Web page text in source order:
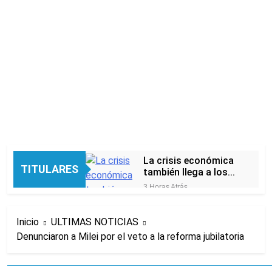
TITULARES
La crisis económica
también llega a los
templos: casi la
alimentos, dinero o
trabajo
3 Horas Atrás
9 Horas Atrás
Lionel Messi llegará a
despedir a su padre
10 Horas Atrás
Inicio
ULTIMAS NOTICIAS
Denunciaron a Milei por el veto a la reforma jubilatoria